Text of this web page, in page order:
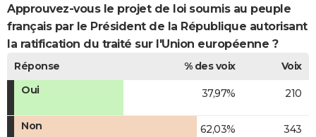
Approuvez-vous le projet de loi soumis au peuple
français par le Président de la République autorisant
la ratification du traité sur l'Union européenne ?
Réponse % des voix
Voix
Oui
37,97% 210
Non 62,03% 343